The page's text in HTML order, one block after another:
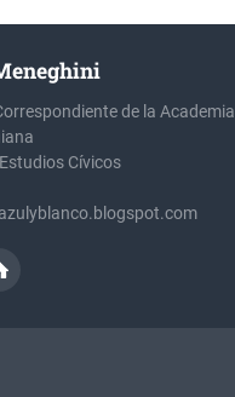
de la Academia
Cívicos